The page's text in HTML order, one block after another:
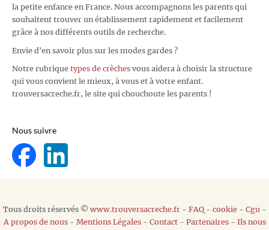
la petite enfance en France. Nous accompagnons les parents qui
souhaitent trouver un établissement rapidement et facilement
grâce à nos différents outils de recherche.
Envie d'en savoir plus sur les modes gardes ?
Notre rubrique types de crèches vous aidera à choisir la structure
qui vous convient le mieux, à vous et à votre enfant.
trouversacreche.fr, le site qui chouchoute les parents !
Nous suivre
Tous droits réservés © www.trouversacreche.fr- FAQ- cookie- Cgu -
A propos de nous- Mentions Légales- Contact- Partenaires- Ils nous